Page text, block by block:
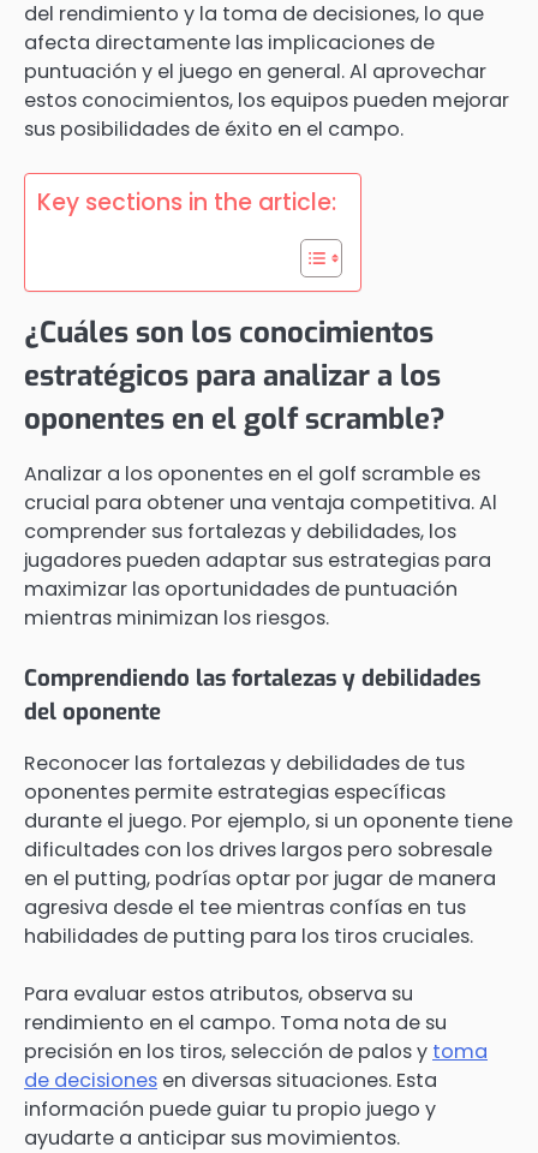
del rendimiento y la toma de decisiones, lo que
afecta directamente las implicaciones de
puntuación y el juego en general. Al aprovechar
estos conocimientos, los equipos pueden mejorar
sus posibilidades de éxito en el campo.
Key sections in the article:
¿Cuáles son los conocimientos
estratégicos para analizar a los
oponentes en el golf scramble?
Analizar a los oponentes en el golf scramble es
crucial para obtener una ventaja competitiva. Al
comprender sus fortalezas y debilidades, los
jugadores pueden adaptar sus estrategias para
maximizar las oportunidades de puntuación
mientras minimizan los riesgos.
Comprendiendo las fortalezas y debilidades
del oponente
Reconocer las fortalezas y debilidades de tus
oponentes permite estrategias específicas
durante el juego. Por ejemplo, si un oponente tiene
dificultades con los drives largos pero sobresale
en el putting, podrías optar por jugar de manera
agresiva desde el tee mientras confías en tus
habilidades de putting para los tiros cruciales.
Para evaluar estos atributos, observa su
rendimiento en el campo. Toma nota de su
precisión en los tiros, selección de palos y toma
de decisiones en diversas situaciones. Esta
información puede guiar tu propio juego y
ayudarte a anticipar sus movimientos.